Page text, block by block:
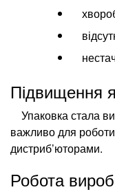
Підвищення
Упаковка стала
важливо для
дистриб’юторами.
Робота